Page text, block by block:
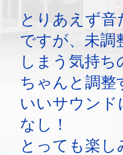
とりあえず
ですが、未調
しまう気持ち
ちゃんと調整
いいサウン
なし！
とっても楽し